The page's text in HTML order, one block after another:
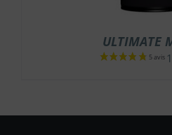
ULTIMATE